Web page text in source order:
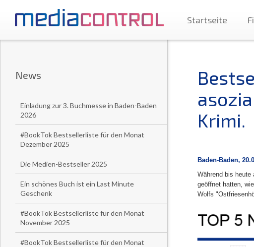
Startseite
News
Einladung zur 3. Buchmesse in Baden-Baden
2026
#BookTok Bestsellerliste für den Monat
Dezember 2025
Die Medien-Bestseller 2025
Ein schönes Buch ist ein Last Minute
Geschenk
#BookTok Bestsellerliste für den Monat
November 2025
#BookTok Bestsellerliste für den Monat
Krimi.
Baden-Baden,
Während bis heute
geöffnet hatten,
Wolfs